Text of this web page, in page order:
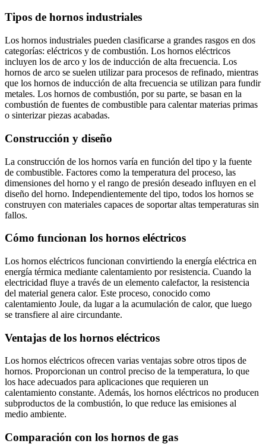
Tipos de hornos industriales
Los hornos industriales pueden clasificarse a grandes rasgos en dos
categorías: eléctricos y de combustión. Los hornos eléctricos
incluyen los de arco y los de inducción de alta frecuencia. Los
hornos de arco se suelen utilizar para procesos de refinado, mientras
que los hornos de inducción de alta frecuencia se utilizan para fundir
metales. Los hornos de combustión, por su parte, se basan en la
combustión de fuentes de combustible para calentar materias primas
o sinterizar piezas acabadas.
Construcción y diseño
La construcción de los hornos varía en función del tipo y la fuente
de combustible. Factores como la temperatura del proceso, las
dimensiones del horno y el rango de presión deseado influyen en el
diseño del horno. Independientemente del tipo, todos los hornos se
construyen con materiales capaces de soportar altas temperaturas sin
fallos.
Cómo funcionan los hornos eléctricos
Los hornos eléctricos funcionan convirtiendo la energía eléctrica en
energía térmica mediante calentamiento por resistencia. Cuando la
electricidad fluye a través de un elemento calefactor, la resistencia
del material genera calor. Este proceso, conocido como
calentamiento Joule, da lugar a la acumulación de calor, que luego
se transfiere al aire circundante.
Ventajas de los hornos eléctricos
Los hornos eléctricos ofrecen varias ventajas sobre otros tipos de
hornos. Proporcionan un control preciso de la temperatura, lo que
los hace adecuados para aplicaciones que requieren un
calentamiento constante. Además, los hornos eléctricos no producen
subproductos de la combustión, lo que reduce las emisiones al
medio ambiente.
Comparación con los hornos de gas